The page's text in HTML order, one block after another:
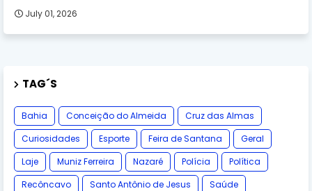
July 01, 2026
TAG´S
Bahia Conceição do Almeida
Cruz das Almas
Curiosidades
Esporte Feira de Santana
Geral
Laje
Muniz Ferreira Nazaré Polícia
Política
Recôncavo
Santo Antônio de Jesus
Saúde